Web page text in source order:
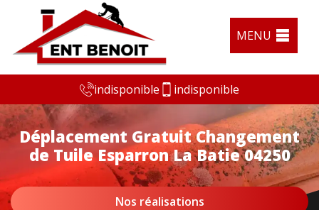
MENU
indisponible indisponible
Déplacement Gratuit Changement
de Tuile Esparron La Batie 04250
Nos réalisations